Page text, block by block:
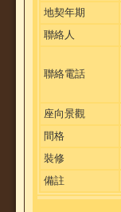
地契年期
聯絡人
聯絡電話
座向景觀
間格
裝修
備註